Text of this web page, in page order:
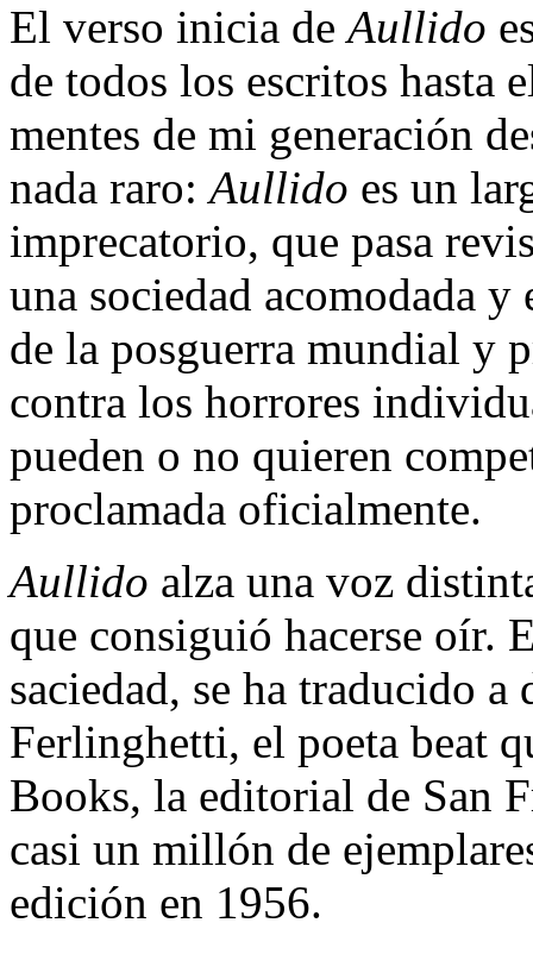
El verso inicia deAullido
de todos los escritos hasta
mentes de mi generación
nada raro:Aullido es un
imprecatorio, que pasa
una sociedad acomodada
de la posguerra mundial y
contra los horrores
pueden o no quieren
proclamada oficialmente.
Aullido alza una voz
que consiguió hacerse oír.
saciedad, se ha traducido
Ferlinghetti, el poeta beat
Books, la editorial de San
casi un millón de
edición en 1956.